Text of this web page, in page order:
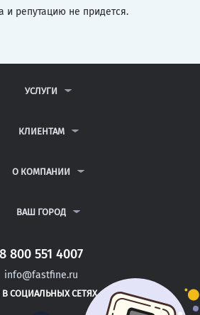
и репутацию не придется.
УСЛУГИ
ДИПЛОМНЫЕ РАБОТЫ
РЕФЕРАТЫ
КЛИЕНТАМ
ВОПРОСЫ И ОТВЕТЫ
КОНФИДЕНЦИАЛЬНОСТИ
О КОМПАНИИ
КОНТАКТЫ
ВАШ ГОРОД
САНКТ-ПЕТЕРБУРГ
БАЛАШОВ
ЗЛАТОУСТ
8 800 551 4007
info@fastfine.ru
СОЦИАЛЬНЫХ СЕТЯХ